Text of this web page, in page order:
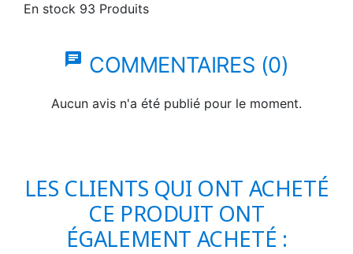
En stock 93 Produits
chat COMMENTAIRES (0)
Aucun avis n'a été publié pour le moment.
LES CLIENTS QUI ONT ACHETÉ
CE PRODUIT ONT
ÉGALEMENT ACHETÉ :